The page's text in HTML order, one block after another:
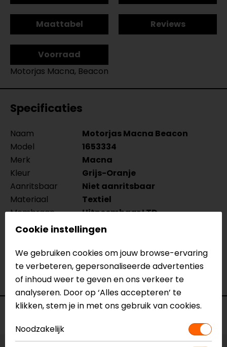
Maattabel Reviews
Voorraad
Motorjas Macna, Beacon
Specificaties
Naam
Motorjas Macna Beacon
Model
1653334
Merk
Macna
Kleur
Grijs-Oranje
Aanritsbaar
Niet aanritsbaar
Materiaal
Textiel
Membraan
Uitneembaar LTD
Rijstijl
Urban
Zomer, Mid-season
Ventilatie
Niet geventileerd
Waterdicht
Ja
Thermovoering
Geen thermo
Cookie instellingen
We gebruiken cookies om jouw browse-ervaring
te verbeteren, gepersonaliseerde advertenties
of inhoud weer te geven en ons verkeer te
analyseren. Door op ‘Alles accepteren’ te
klikken, stem je in met ons gebruik van cookies.
Noodzakelijk